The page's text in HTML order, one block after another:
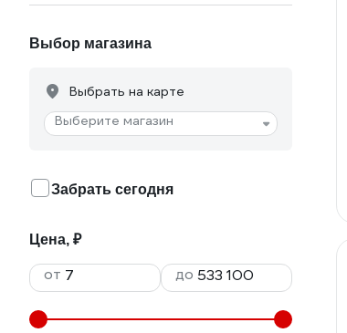
Выбор магазина
Выбрать на карте
Выберите магазин
Забрать сегодня
Цена, ₽
от до